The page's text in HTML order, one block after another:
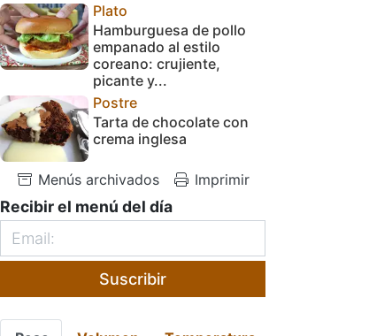
Plato
Hamburguesa de pollo
empanado al estilo
coreano: crujiente,
picante y...
Postre
Tarta de chocolate con
crema inglesa
Menús archivados Imprimir
Recibir el menú del día
Suscribir